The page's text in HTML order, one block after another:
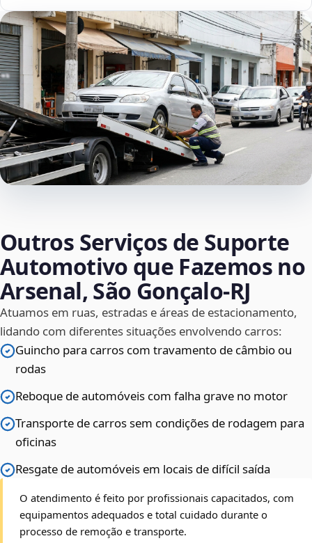
Outros Serviços de Suporte
Automotivo que Fazemos no
Arsenal, São Gonçalo‑RJ
Atuamos em ruas, estradas e áreas de estacionamento,
lidando com diferentes situações envolvendo carros:
Guincho para carros com travamento de câmbio ou
rodas
Reboque de automóveis com falha grave no motor
Transporte de carros sem condições de rodagem para
oficinas
Resgate de automóveis em locais de difícil saída
O atendimento é feito por profissionais capacitados, com
equipamentos adequados e total cuidado durante o
processo de remoção e transporte.